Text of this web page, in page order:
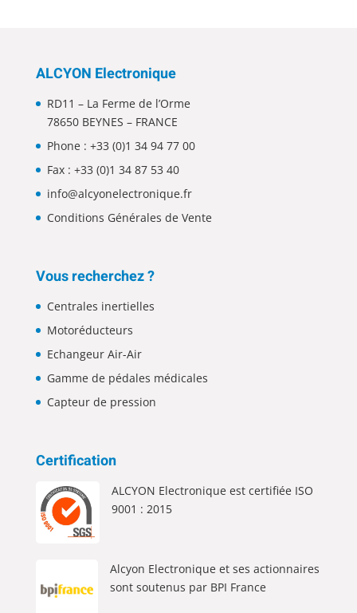
ALCYON Electronique
RD11 – La Ferme de l’Orme
78650 BEYNES – FRANCE
Phone : +33 (0)1 34 94 77 00
Fax : +33 (0)1 34 87 53 40
info@alcyonelectronique.fr
Conditions Générales de Vente
Vous recherchez ?
Centrales inertielles
Motoréducteurs
Echangeur Air-Air
Gamme de pédales médicales
Capteur de pression
Certification
ALCYON Electronique est certifiée ISO
9001 : 2015
Alcyon Electronique et ses actionnaires
sont soutenus par BPI France